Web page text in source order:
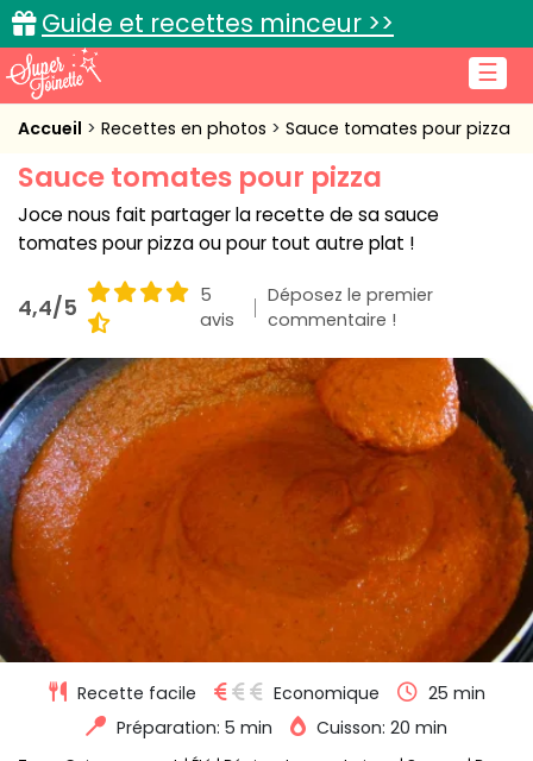
☰
Guide et recettes minceur >>
Accueil
Recettes de cuisine
Cuisine pratique
L'actu cuisine
Connexion
Accueil Recettes en photos Sauce tomates pour pizza
Sauce tomates pour pizza
Joce nous fait partager la recette de sa sauce
tomates pour pizza ou pour tout autre plat !
4,4/5
5
avis
Déposez le premier
commentaire !
Recette facile Economique
25 min
Préparation: 5 min
Cuisson: 20 min